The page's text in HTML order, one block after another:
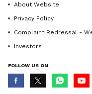
About Website
Privacy Policy
Complaint Redressal -
Investors
FOLLOW US ON